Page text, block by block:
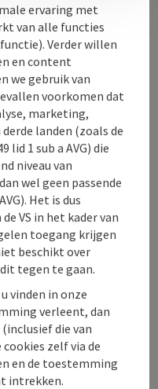
In de buurt
ervaring met
van alle functies
Verder willen
en content
we gebruik van
voorkomen dat
marketing,
landen (zoals de
lid 1 sub a AVG) die
niveau van
wel geen passende
Het is dus
VS in het kader van
toegang krijgen
beschikt over
tegen te gaan.
vinden in onze
verleent, dan
die van
cookies zelf via de
en de toestemming
intrekken.